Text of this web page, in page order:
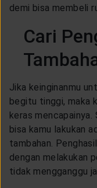
demi bisa membeli
Cari
Jika keinginanmu
begitu tinggi, maka
keras
bisa kamu lakukan
tambahan.
dengan melakukan
tidak mengganggu